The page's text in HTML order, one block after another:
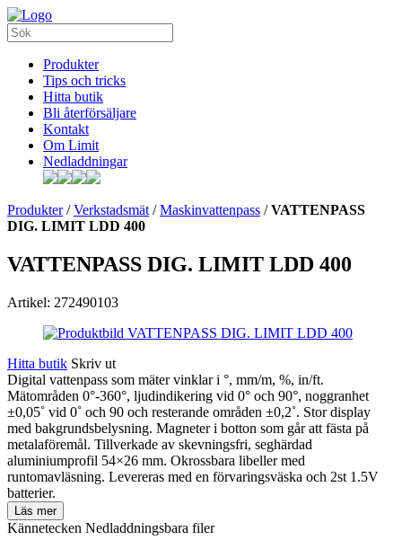
Produkter
Tips och tricks
Hitta butik
Bli återförsäljare
Kontakt
Om Limit
Nedladdningar
Produkter/Verkstadsmät /Maskinvattenpass /VATTENPASS
DIG. LIMIT LDD 400
VATTENPASS DIG. LIMIT LDD 400
Artikel: 272490103
Hitta butik Skriv ut
Digital vattenpass som mäter vinklar i °, mm/m, %, in/ft.
Mätområden 0°-360°, ljudindikering vid 0° och 90°, noggranhet
±0,05˚ vid 0˚ och 90 och resterande områden ±0,2˚. Stor display
med bakgrundsbelysning. Magneter i botton som går att fästa på
metalaföremål. Tillverkade av skevningsfri, seghärdad
aluminiumprofil 54×26 mm. Okrossbara libeller med
runtomavläsning. Levereras med en förvaringsväska och 2st 1.5V
batterier.
Läs mer
Kännetecken Nedladdningsbara filer